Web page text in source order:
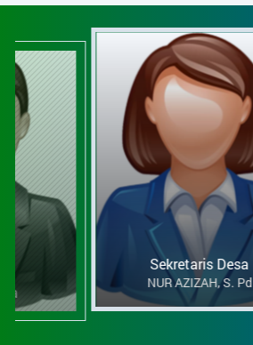
Sekretaris Desa
NUR AZIZAH, S. Pd